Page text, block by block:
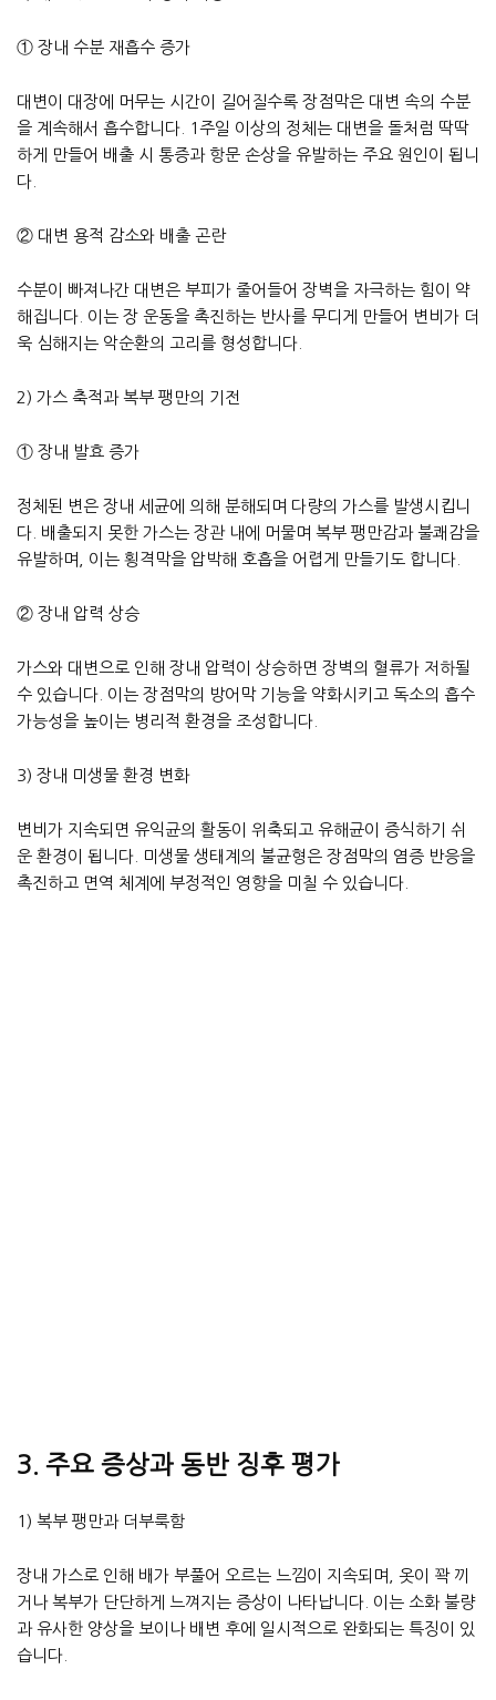
① 장내 수분 재흡수 증가
대변이 대장에 머무는 시간이 길어질수록 장점막은 대변 속의 수분
을 계속해서 흡수합니다. 1주일 이상의 정체는 대변을 돌처럼 딱딱
하게 만들어 배출 시 통증과 항문 손상을 유발하는 주요 원인이 됩니
다.
② 대변 용적 감소와 배출 곤란
수분이 빠져나간 대변은 부피가 줄어들어 장벽을 자극하는 힘이 약
해집니다. 이는 장 운동을 촉진하는 반사를 무디게 만들어 변비가 더
욱 심해지는 악순환의 고리를 형성합니다.
2) 가스 축적과 복부 팽만의 기전
① 장내 발효 증가
정체된 변은 장내 세균에 의해 분해되며 다량의 가스를 발생시킵니
다. 배출되지 못한 가스는 장관 내에 머물며 복부 팽만감과 불쾌감을
유발하며, 이는 횡격막을 압박해 호흡을 어렵게 만들기도 합니다.
② 장내 압력 상승
가스와 대변으로 인해 장내 압력이 상승하면 장벽의 혈류가 저하될
수 있습니다. 이는 장점막의 방어막 기능을 약화시키고 독소의 흡수
가능성을 높이는 병리적 환경을 조성합니다.
3) 장내 미생물 환경 변화
변비가 지속되면 유익균의 활동이 위축되고 유해균이 증식하기 쉬
운 환경이 됩니다. 미생물 생태계의 불균형은 장점막의 염증 반응을
촉진하고 면역 체계에 부정적인 영향을 미칠 수 있습니다.
3. 주요 증상과 동반 징후 평가
1) 복부 팽만과 더부룩함
장내 가스로 인해 배가 부풀어 오르는 느낌이 지속되며, 옷이 꽉 끼
거나 복부가 단단하게 느껴지는 증상이 나타납니다. 이는 소화 불량
과 유사한 양상을 보이나 배변 후에 일시적으로 완화되는 특징이 있
습니다.